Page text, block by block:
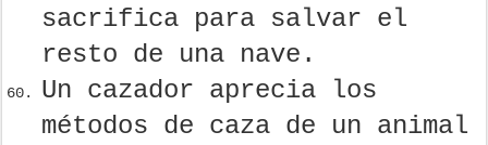
sacrifica para salvar el
resto de una nave.
Un cazador aprecia los
métodos de caza de un animal